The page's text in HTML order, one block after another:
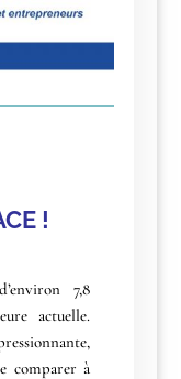
!
7,8
actuelle.
comparer à